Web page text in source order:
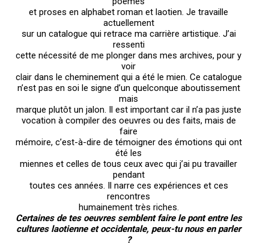
et proses en alphabet roman et laotien. Je travaille
actuellement
sur un catalogue qui retrace ma carrière artistique. J’ai
ressenti
cette nécessité de me plonger dans mes archives, pour y
voir
clair dans le cheminement qui a été le mien. Ce catalogue
n’est pas en soi le signe d’un quelconque aboutissement
mais
marque plutôt un jalon. Il est important car il n’a pas juste
vocation à compiler des oeuvres ou des faits, mais de
faire
mémoire, c’est-à-dire de témoigner des émotions qui ont
été les
miennes et celles de tous ceux avec qui j’ai pu travailler
pendant
toutes ces années. Il narre ces expériences et ces
rencontres
humainement très riches.
Certaines de tes oeuvres semblent faire le pont entre les
cultures laotienne et occidentale, peux-tu nous en parler
?